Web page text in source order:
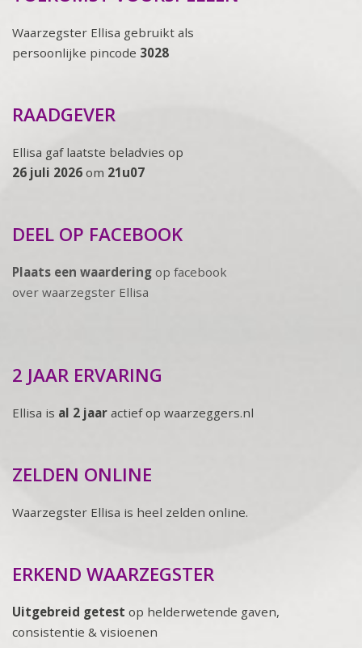
Waarzegster Ellisa gebruikt als
persoonlijke pincode 3028
RAADGEVER
Ellisa gaf laatste beladvies op
26 juli 2026 om 21u07
DEEL OP FACEBOOK
Plaats een waardering op facebook
over waarzegster Ellisa
2 JAAR ERVARING
Ellisa is al 2 jaar actief op waarzeggers.nl
ZELDEN ONLINE
Waarzegster Ellisa is heel zelden online.
ERKEND WAARZEGSTER
Uitgebreid getest op helderwetende gaven,
consistentie & visioenen